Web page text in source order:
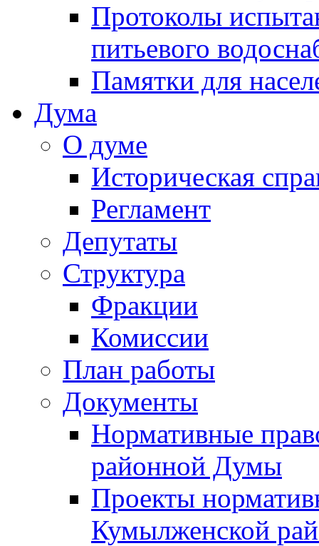
Протоколы
питьевого
Памятки для
Дума
О думе
Историческая
Регламент
Депутаты
Структура
Фракции
Комиссии
План работы
Документы
Нормативные
районной Думы
Проекты
Кумылженской